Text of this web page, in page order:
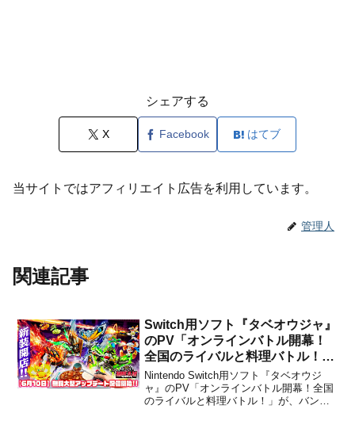
シェアする
X Facebook はてブ
当サイトではアフィリエイト広告を利用しています。
管理人
関連記事
Switch用ソフト『タベオウジャ』
のPV「オンラインバトル開幕！
全国のライバルと料理バトル！」
が公開！
Nintendo Switch用ソフト『タベオウジ
ャ』のPV「オンラインバトル開幕！全国
のライバルと料理バトル！」が、バンダ